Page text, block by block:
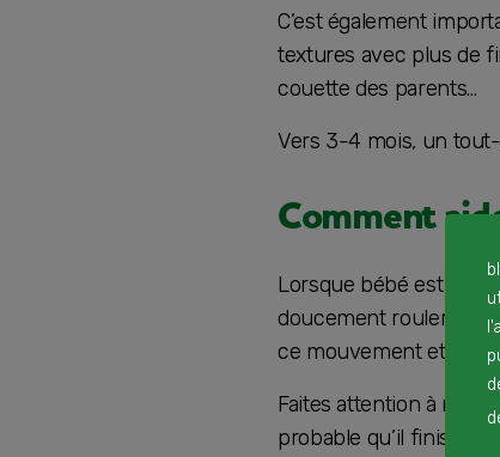
C’est également
textures avec plus de
couette des parents…
Vers 3-4 mois, un
Comment
Lorsque bébé est
doucement rouler du
ce mouvement et sa
Faites attention à ne
probable qu’il finisse